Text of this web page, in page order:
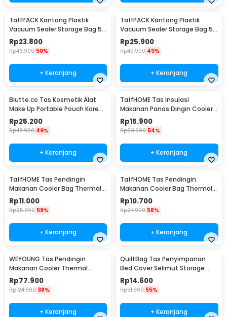
TaffPACK Kantong Plastik
Vacuum Sealer Storage Bag 5
PCS 35x50cm - ZKD002
Rp23.800
Rp46.900 50%
+ Keranjang
TaffPACK Kantong Plastik
Vacuum Sealer Storage Bag 5
PCS 50x70cm - ZKD002
Rp25.900
Rp49.900 49%
+ Keranjang
Biutte.co Tas Kosmetik Alat
Make Up Portable Pouch Korean
Style - B4108
Rp25.200
Rp48.900 49%
+ Keranjang
TaffHOME Tas Insulasi
Makanan Panas Dingin Cooler
Thermal Bag 6 Inch - H07
Rp15.900
Rp33.900 54%
+ Keranjang
TaffHOME Tas Pendingin
Makanan Cooler Bag Thermal
Insulated Bag 28x14x17cm -
H24
Rp11.000
Rp25.900 58%
+ Keranjang
TaffHOME Tas Pendingin
Makanan Cooler Bag Thermal
Insulated Bag 21x14x17cm -
H24
Rp10.700
Rp24.900 58%
+ Keranjang
WEYOUNG Tas Pendingin
Makanan Cooler Thermal
Insulated Bag 18L - M40
Rp77.900
Rp124.900 38%
+ Keranjang
QuiltBag Tas Penyimpanan
Bed Cover Selimut Storage
Bag Organizer 1 PCS - MT6
Rp14.600
Rp31.900 55%
+ Keranjang